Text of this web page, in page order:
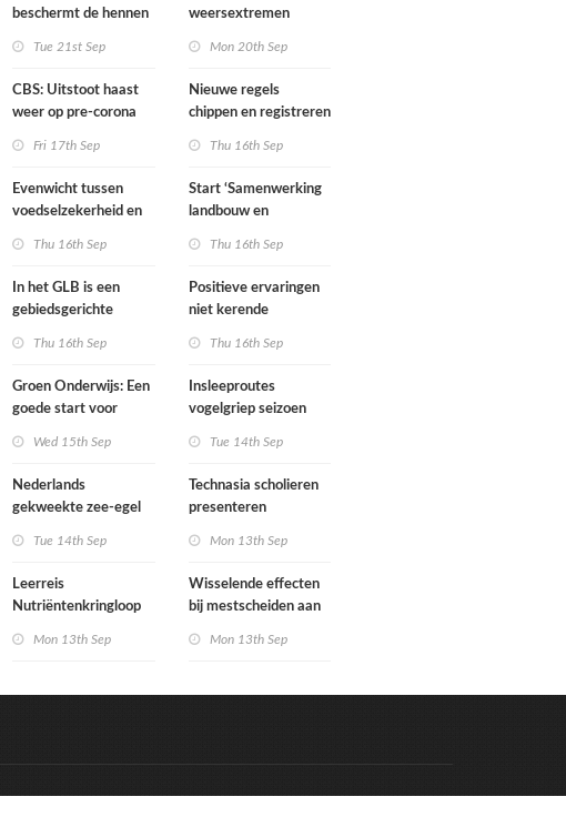
beschermt de hennen
Tue 21st Sep
CBS: Uitstoot haast
weer op pre-corona
Fri 17th Sep
Evenwicht tussen
voedselzekerheid en
Thu 16th Sep
In het GLB is een
gebiedsgerichte
doelen voor klimaat,
milieu en
biodiversiteit voor
behalen
Thu 16th Sep
Groen Onderwijs: Een
goede start voor
Wed 15th Sep
Nederlands
gekweekte zee-egel
Tue 14th Sep
Leerreis
Nutriëntenkringloop
Mon 13th Sep
weersextremen
benadering van de
teelt
Mon 20th Sep
Nieuwe regels
chippen en registreren
Thu 16th Sep
Start ‘Samenwerking
landbouw en
Thu 16th Sep
Positieve ervaringen
niet kerende
Thu 16th Sep
Insleeproutes
vogelgriep seizoen
Tue 14th Sep
Technasia scholieren
presenteren
voedselverspilling
Mon 13th Sep
Wisselende effecten
bij mestscheiden aan
Mon 13th Sep